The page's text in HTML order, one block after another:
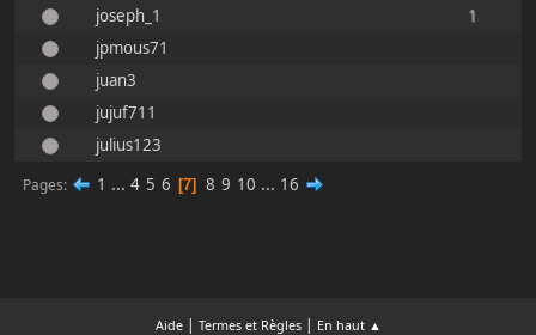
joseph_1
1
jpmous71
juan3
jujuf711
julius123
Pages 1 ... 4 5 6 7 8 9 10 ... 16
Aide| Termes et Règles| En haut ▲